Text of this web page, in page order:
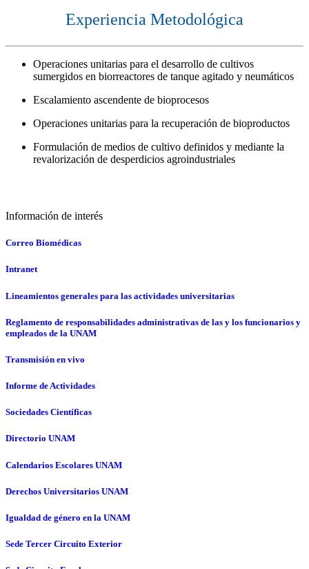
Experiencia Metodológica
Operaciones unitarias para el desarrollo de cultivos
sumergidos en biorreactores de tanque agitado y neumáticos
Escalamiento ascendente de bioprocesos
Operaciones unitarias para la recuperación de bioproductos
Formulación de medios de cultivo definidos y mediante la
revalorización de desperdicios agroindustriales
Información de interés
Correo Biomédicas
Intranet
Lineamientos generales para las actividades universitarias
Reglamento de responsabilidades administrativas de las y los funcionarios y
empleados de la UNAM
Transmisión en vivo
Informe de Actividades
Sociedades Científicas
Directorio UNAM
Calendarios Escolares UNAM
Derechos Universitarios UNAM
Igualdad de género en la UNAM
Sede Tercer Circuito Exterior